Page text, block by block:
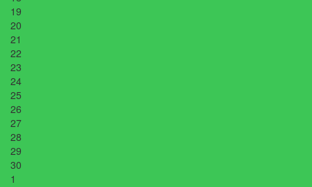
19
20
21
22
23
24
25
26
27
28
29
30
1